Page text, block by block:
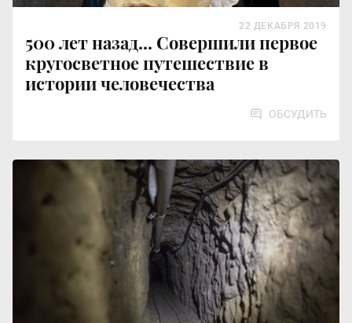
500 лет назад... Совершили первое
кругосветное путешествие в
истории человечества
22 ДЕКАБРЯ 2019
ОБСУДИТЬ